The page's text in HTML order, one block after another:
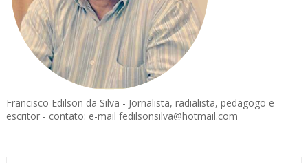
Francisco Edilson da Silva - Jornalista, radialista, pedagogo e
escritor - contato: e-mail fedilsonsilva@hotmail.com